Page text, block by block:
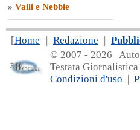
» Valli e Nebbie
[Home | Redazione |
© 2007 - 2026
Testata
Condizioni d'uso |